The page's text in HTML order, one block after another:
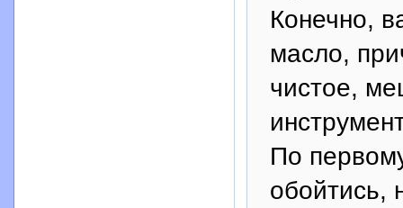
Конечно,
масло,
чистое,
По
обойтись,